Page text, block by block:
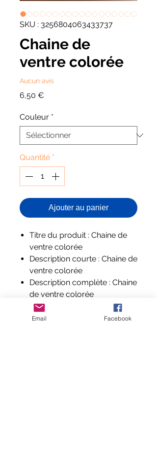
SKU : 3256804063433737
Chaine de
ventre colorée
Aucun avis
6,50 €
Couleur *
Quantité *
Ajouter au panier
Titre du produit : Chaine de
ventre colorée
Description courte : Chaine de
ventre colorée
Description complète : Chaine
de ventre colorée
Composition et labels :
Acrylique et alliage de zinc
Email Facebook